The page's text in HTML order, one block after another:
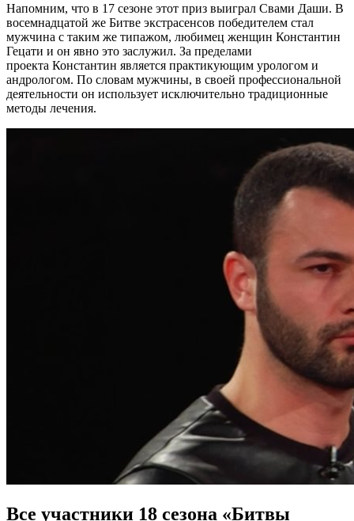
Напомним, что в 17 сезоне этот приз выиграл Свами Даши. В
восемнадцатой же Битве экстрасенсов победителем стал
мужчина с таким же типажом, любимец женщин Константин
Гецати и он явно это заслужил. За пределами
проекта Константин является практикующим урологом и
андрологом. По словам мужчины, в своей профессиональной
деятельности он использует исключительно традиционные
методы лечения.
Все участники 18 сезона «Битвы